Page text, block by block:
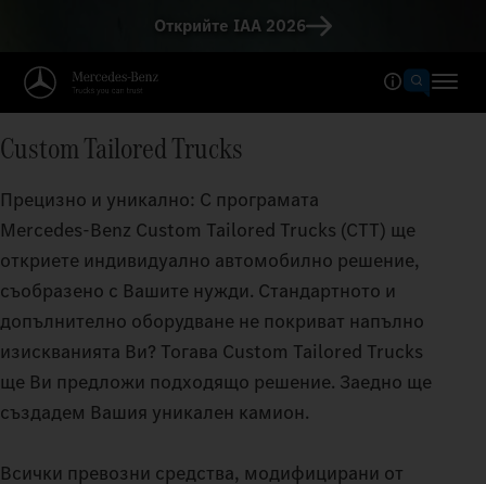
Открийте IAA 2026
Custom Tailored Trucks
Прецизно и уникално: С програмата
Mercedes‑Benz Custom Tailored Trucks (CTT) ще
откриете индивидуално автомобилно решение,
съобразено с Вашите нужди. Стандартното и
допълнително оборудване не покриват напълно
изискванията Ви? Тогава Custom Tailored Trucks
ще Ви предложи подходящо решение. Заедно ще
създадем Вашия уникален камион.
Всички превозни средства, модифицирани от